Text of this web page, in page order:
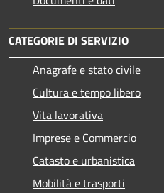
CATEGORIE DI SERVIZIO
Anagrafe e stato civile
Cultura e tempo libero
Vita lavorativa
Imprese e Commercio
Catasto e urbanistica
Mobilità e trasporti